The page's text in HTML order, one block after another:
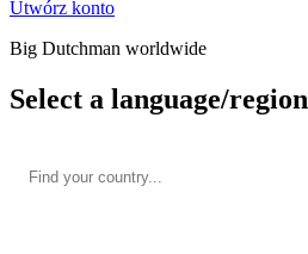
Utwórz konto
Big Dutchman worldwide
Select a language/region